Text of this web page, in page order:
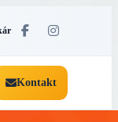
Kontakt